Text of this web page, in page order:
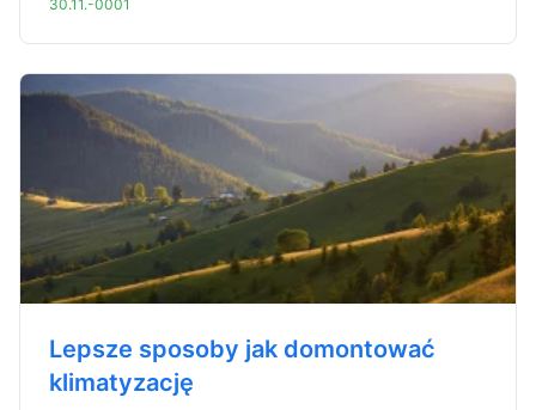
30.11.-0001
Lepsze sposoby jak domontować
klimatyzację